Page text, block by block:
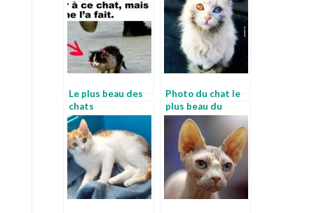
Le plus beau des
chats
Photo du chat le
plus beau du
monde